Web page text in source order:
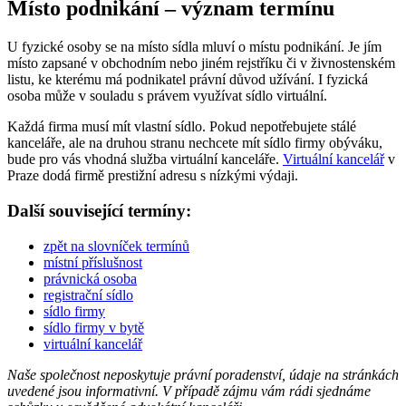
Místo podnikání – význam termínu
U fyzické osoby se na místo sídla mluví o místu podnikání. Je jím
místo zapsané v obchodním nebo jiném rejstříku či v živnostenském
listu, ke kterému má podnikatel právní důvod užívání. I fyzická
osoba může v souladu s právem využívat sídlo virtuální.
Každá firma musí mít vlastní sídlo. Pokud nepotřebujete stálé
kanceláře, ale na druhou stranu nechcete mít sídlo firmy obýváku,
bude pro vás vhodná služba virtuální kanceláře. Virtuální kancelářv
Praze dodá firmě prestižní adresu s nízkými výdaji.
Další související termíny:
zpět na slovníček termínů
místní příslušnost
právnická osoba
registrační sídlo
sídlo firmy
sídlo firmy v bytě
virtuální kancelář
Naše společnost neposkytuje právní poradenství, údaje na stránkách
uvedené jsou informativní. V případě zájmu vám rádi sjednáme